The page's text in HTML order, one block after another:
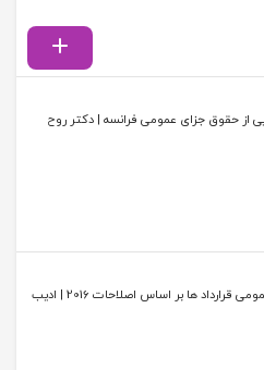
از حقوق جزای عمومی فرانسه | دکتر روح
قرارداد ها بر اساس اصلاحات 2016 | ادیب